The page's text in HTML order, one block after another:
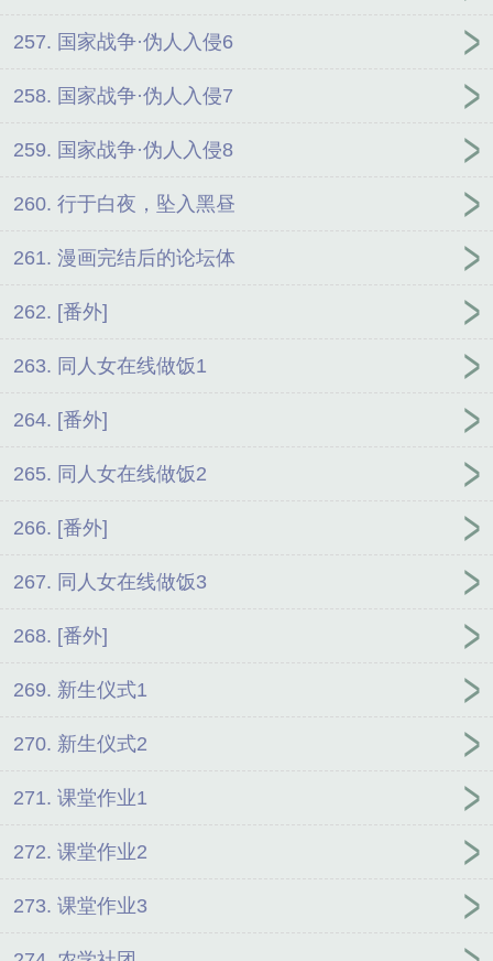
257. 国家战争·伪人入侵6
258. 国家战争·伪人入侵7
259. 国家战争·伪人入侵8
260. 行于白夜，坠入黑昼
261. 漫画完结后的论坛体
262. [番外]
263. 同人女在线做饭1
264. [番外]
265. 同人女在线做饭2
266. [番外]
267. 同人女在线做饭3
268. [番外]
269. 新生仪式1
270. 新生仪式2
271. 课堂作业1
272. 课堂作业2
273. 课堂作业3